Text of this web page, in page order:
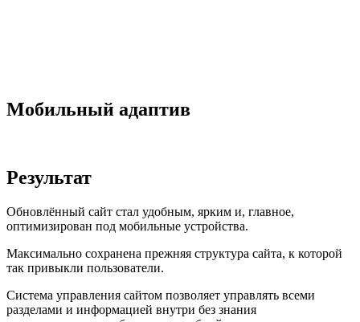
Мобильный адаптив
Результат
Обновлённый сайт стал удобным, ярким и, главное,
оптимизирован под мобильные устройства.
Максимально сохранена прежняя структура сайта, к которой
так привыкли пользователи.
Система управления сайтом позволяет управлять всеми
разделами и информацией внутри без знания